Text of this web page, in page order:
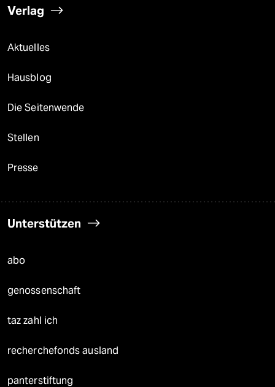
Verlag
Aktuelles
Hausblog
Die Seitenwende
Stellen
Presse
Unterstützen
abo
genossenschaft
taz zahl ich
recherchefonds ausland
panterstiftung